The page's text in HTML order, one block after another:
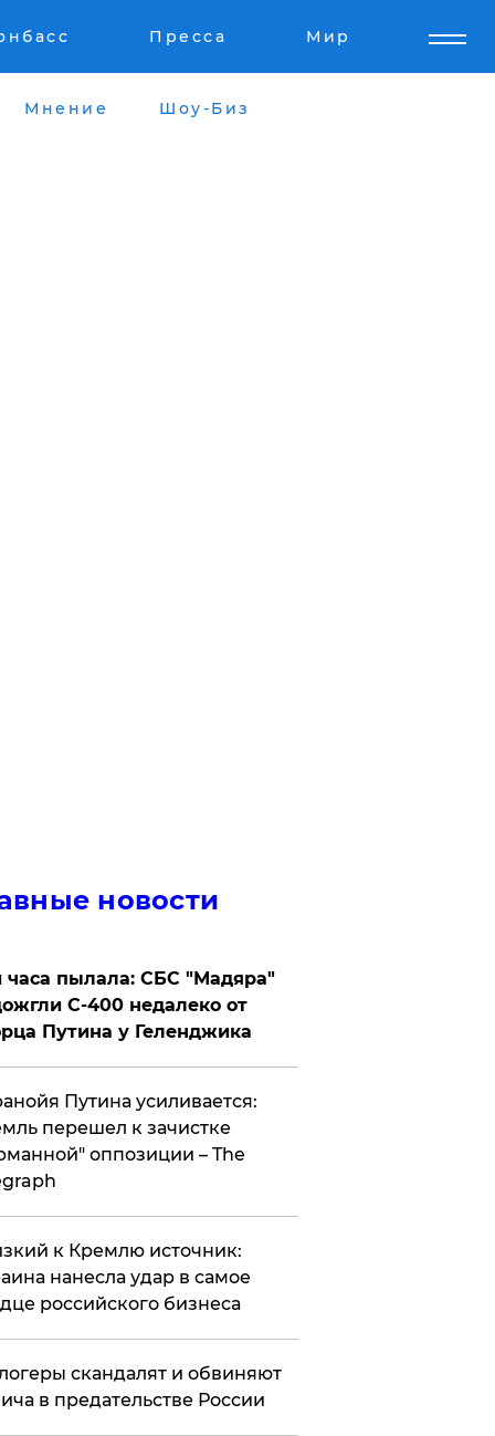
Пресса Мир
Мнение Шоу-Биз
новости
часа пылала: СБС "Мадяра"
С-400 недалеко от
Путина у Геленджика
Путина усиливается:
перешел к зачистке
оппозиции – The
к Кремлю источник:
нанесла удар в самое
российского бизнеса
скандалят и обвиняют
в предательстве России